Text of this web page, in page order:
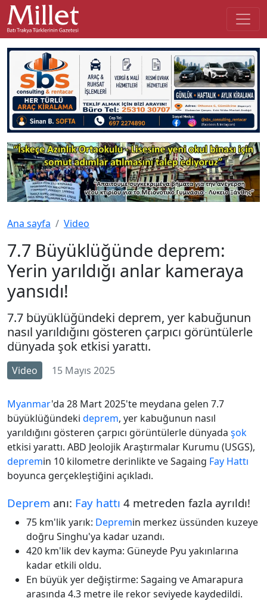
Ana sayfa Video
7.7 Büyüklüğünde deprem:
Yerin yarıldığı anlar kameraya
yansıdı!
7.7 büyüklüğündeki deprem, yer kabuğunun
nasıl yarıldığını gösteren çarpıcı görüntülerle
dünyada şok etkisi yarattı.
Video 15 Mayıs 2025
Myanmar'da 28 Mart 2025'te meydana gelen 7.7
büyüklüğündeki deprem, yer kabuğunun nasıl
yarıldığını gösteren çarpıcı görüntülerle dünyada şok
etkisi yarattı. ABD Jeolojik Araştırmalar Kurumu (USGS),
depremin 10 kilometre derinlikte ve Sagaing Fay Hattı
boyunca gerçekleştiğini açıkladı.
Deprem anı: Fay hattı 4 metreden fazla ayrıldı!
75 km'lik yarık: Depremin merkez üssünden kuzeye
doğru Singhu'ya kadar uzandı.
420 km'lik dev kayma: Güneyde Pyu yakınlarına
kadar etkili oldu.
En büyük yer değiştirme: Sagaing ve Amarapura
arasında 4.3 metre ile rekor seviyede kaydedildi.